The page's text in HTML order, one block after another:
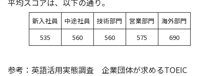
平均スコアは、以下の通り。
新入社員 中途社員 技術部門 営業部門
海外部門
535
560 560 575 690
参考： 英語活用実態調査 企業団体が求めるTOEIC